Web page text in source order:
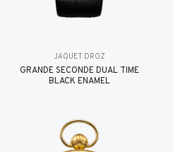
JAQUET DROZ
GRANDE SECONDE DUAL TIME
BLACK ENAMEL